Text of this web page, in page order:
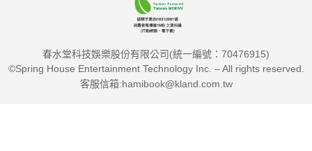
春水堂科技娛樂股份有限公司(統一編號：70476915)
©Spring House Entertainment Technology Inc. – All rights reserved.
客服信箱:hamibook@kland.com.tw